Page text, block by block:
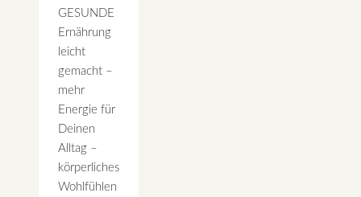
GESUNDE
Ernährung
leicht
gemacht –
mehr
Energie für
Deinen
Alltag –
körperliches
Wohlfühlen